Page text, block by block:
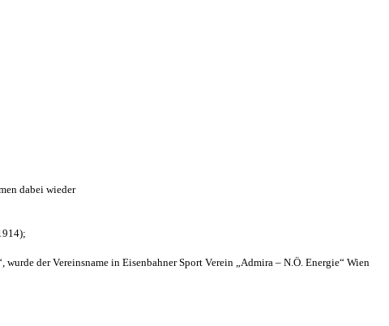
dabei wieder
der Vereinsname in Eisenbahner Sport Verein „Admira – N.Ö. Energie“ Wien